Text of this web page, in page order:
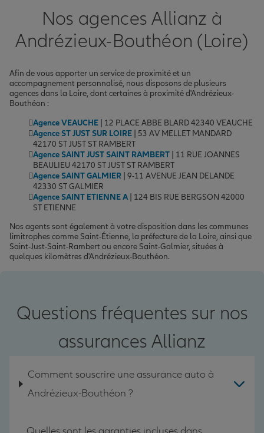
Nos agences Allianz à
Andrézieux-Bouthéon (Loire)
Afin de vous apporter un service de proximité et un
accompagnement personnalisé, nous disposons de plusieurs
agences dans la Loire, dont certaines à proximité d'Andrézieux-
Bouthéon :
Agence VEAUCHE | 12 PLACE ABBE BLARD 42340 VEAUCHE
Agence ST JUST SUR LOIRE | 53 AV MELLET MANDARD
42170 ST JUST ST RAMBERT
Agence SAINT JUST SAINT RAMBERT | 11 RUE JOANNES
BEAULIEU 42170 ST JUST ST RAMBERT
Agence SAINT GALMIER | 9-11 AVENUE JEAN DELANDE
42330 ST GALMIER
Agence SAINT ETIENNE A| 124 BIS RUE BERGSON 42000
ST ETIENNE
Nos agents sont également à votre disposition dans les communes
limitrophes comme Saint-Étienne, la préfecture de la Loire, ainsi que
Saint-Just-Saint-Rambert ou encore Saint-Galmier, situées à
quelques kilomètres d'Andrézieux-Bouthéon.
Questions fréquentes sur nos
assurances Allianz
Comment souscrire une assurance auto à
Andrézieux-Bouthéon ?